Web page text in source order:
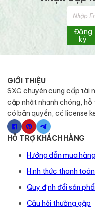
Đăng
ký
GIỚI THIỆU
SXC chuyên cung cấp tài
cập nhật nhanh chóng,
có bản quyền, có license
HỖ TRỢ KHÁCH HÀNG
Hướng dẫn mua hàng
Hình thức thanh toán
Quy định đổi sản
Câu hỏi thường gặp